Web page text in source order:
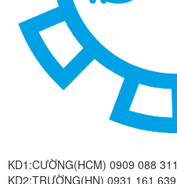
KD1:CƯỜNG(HCM) 0909 088 311
KD2:TRƯỜNG(HN) 0931 161 639